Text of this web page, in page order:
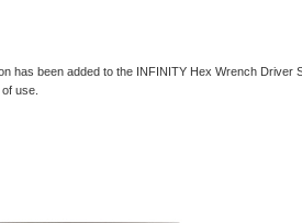
has been added to the INFINITY Hex Wrench Driver
use.